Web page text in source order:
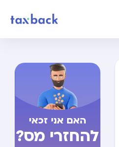
האם אני זכאי
להחזרי מס?